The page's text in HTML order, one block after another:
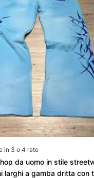
in 3 o 4 rate
da uomo in stile
larghi a gamba dritta con